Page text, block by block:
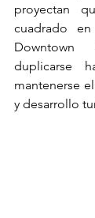
proyectan
cuadrado
duplicarse
mantenerse
y desarrollo